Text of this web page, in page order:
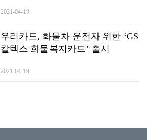
2021-04-19
우리카드, 화물차 운전자 위한 ‘GS
칼텍스 화물복지카드’ 출시
2021-04-19